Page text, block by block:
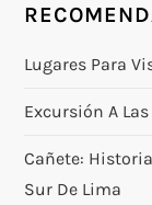
Lugares Para
Excursión A
Cañete:
Sur De Lima